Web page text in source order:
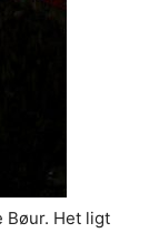
Bøur. Het ligt